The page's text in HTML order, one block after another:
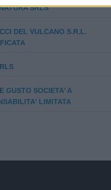
SRLS
DEL VULCANO S.R.L.
GUSTO SOCIETA' A
LIMITATA